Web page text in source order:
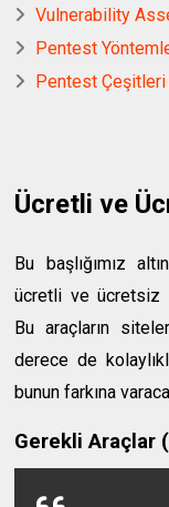
Vulnerability
Pentest
Pentest Çeşitleri
Ücretli ve
Bu başlığımız
ücretli ve ücretsiz
Bu araçların
derece de
bunun farkına
Gerekli Araçlar